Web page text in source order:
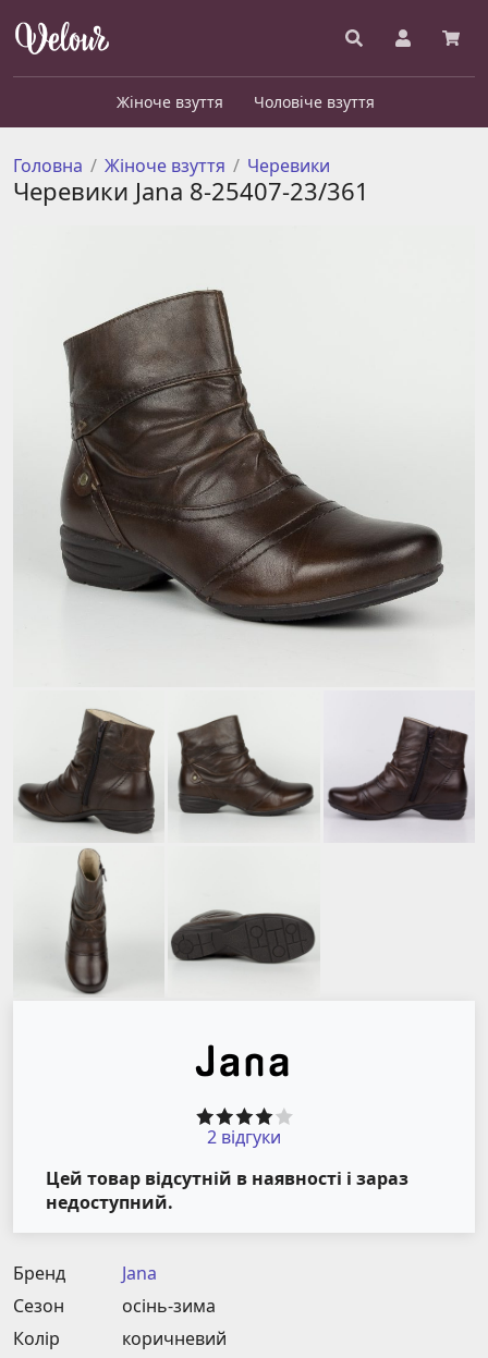
Жіноче взуття Чоловіче взуття
Головна Жіноче взуття Черевики
Черевики Jana 8-25407-23/361
2 відгуки
Цей товар відсутній в наявності і зараз
недоступний.
Бренд
Jana
Сезон
осінь-зима
Колір
коричневий